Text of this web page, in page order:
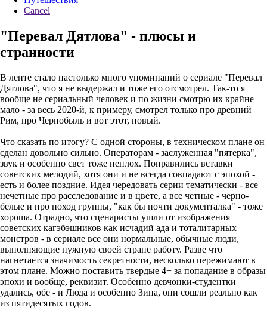
Cancel
"Перевал Дятлова" - плюсы и
странности
В ленте стало настолько много упоминаний о сериале "Перевал
Дятлова", что я не выдержал и тоже его отсмотрел. Так-то я
вообще не сериальный человек и по жизни смотрю их крайне
мало - за весь 2020-й, к примеру, смотрел только про древний
Рим, про Чернобыль и вот этот, новый.
Что сказать по итогу? С одной стороны, в техническом плане он
сделан довольно сильно. Операторам - заслуженная "пятерка",
звук и особенно свет тоже неплох. Понравились вставки
советских мелодий, хотя они и не всегда совпадают с эпохой -
есть и более поздние. Идея чередовать серии тематически - все
нечетные про расследование и в цвете, а все четные - черно-
белые и про поход группы, "как бы почти документалка" - тоже
хороша. Отрадно, что сценаристы ушли от изображения
советских кагэбэшников как исчадий ада и тоталитарных
монстров - в сериале все они нормальные, обычные люди,
выполняющие нужную своей стране работу. Разве что
нагнетается значимость секретности, несколько пережимают в
этом плане. Можно поставить твердые 4+ за попадание в образы
эпохи и вообще, реквизит. Особенно девчонки-студентки
удались, обе - и Люда и особенно Зина, они сошли реально как
из пятидесятых годов.